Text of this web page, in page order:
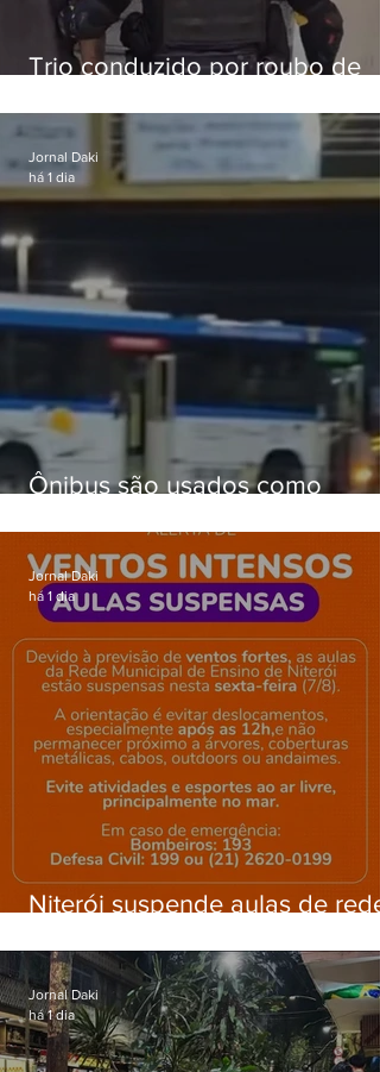
Trio conduzido por roubo de
passagens
Ônibus são usados como
Gardênia Azul
Jornal Daki
há 1 dia
Niterói suspende aulas de rede
ventos fortes nesta sexta (7)
Jornal Daki
há 1 dia
Jornal Daki
há 1 dia